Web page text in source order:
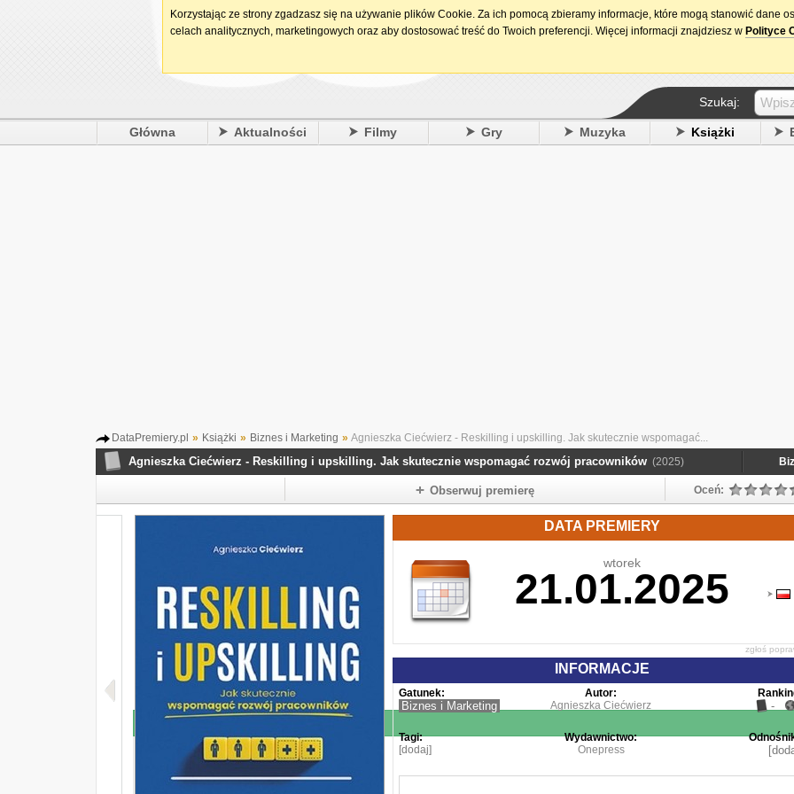
15. urodziny DataPremiery.pl
Szukaj:
Główna Aktualności Filmy Gry Muzyka Książki
DataPremiery.pl » Książki » Biznes i Marketing » Agnieszka Ciećwierz - Reskilling i upskilling. Jak skutecznie wspomagać...
Agnieszka Ciećwierz - Reskilling i upskilling. Jak skutecznie wspomagać rozwój pracowników (2025)
Obserwuj premierę Oceń:
DATA PREMIERY
wtorek
21.01.2025
zgłoś
INFORMACJE
Gatunek:
Biznes i Marketing
Autor:
Agnieszka Ciećwierz
-
Tagi:
[dodaj]
Wydawnictwo:
Onepress
Korzystając ze strony zgadzasz się na używanie plików Cookie. Za ich pomocą zbieramy informacje, które mogą stanowić dane
celach analitycznych, marketingowych oraz aby dostosować treść do Twoich preferencji. Więcej informacji znajdziesz w Polityce